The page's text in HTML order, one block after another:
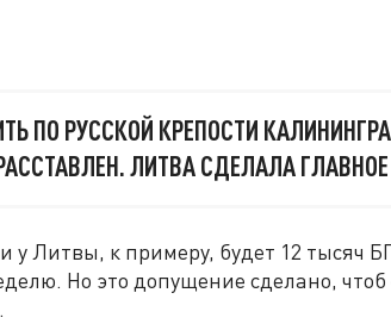
ПО РУССКОЙ КРЕПОСТИ
ЛИТВА СДЕЛАЛА ГЛАВНОЕ
у Литвы, к примеру, будет 12 тысяч
Но это допущение сделано, чтоб